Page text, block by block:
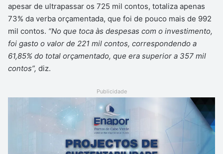
apesar de ultrapassar os 725 mil contos, totaliza apenas
73% da verba orçamentada, que foi de pouco mais de 992
mil contos. “No que toca às despesas com o investimento,
foi gasto o valor de 221 mil contos, correspondendo a
61,85% do total orçamentado, que era superior a 357 mil
contos”, diz.
Publicidade